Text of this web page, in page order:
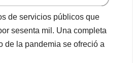
de servicios públicos que
sesenta mil. Una completa
de la pandemia se ofreció a